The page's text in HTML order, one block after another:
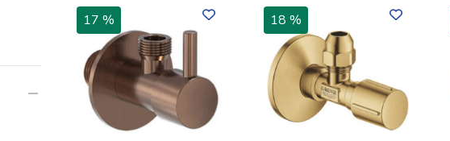
17 % 18 %